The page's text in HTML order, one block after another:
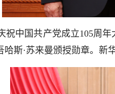
中国共产党成立105周年
哈斯·苏来曼颁授勋章。新